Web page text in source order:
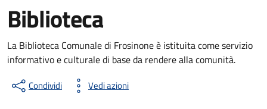
Biblioteca
La Biblioteca Comunale di Frosinone è istituita come servizio
informativo e culturale di base da rendere alla comunità.
Condividi Vedi azioni